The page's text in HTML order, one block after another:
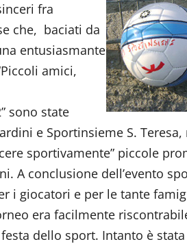
fra
che, baciati da
entusiasmante
amici,
sono state
e Sportinsieme S.
sportivamente” piccole
A conclusione dell’evento
i giocatori e per le tante
era facilmente
dello sport. Intanto è